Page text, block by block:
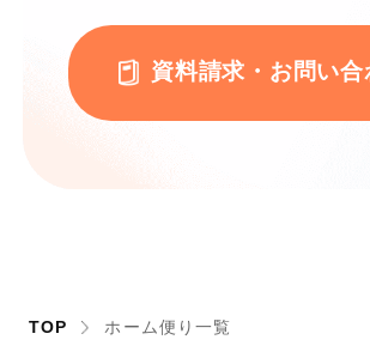
資料請求・お問い合
TOP ホーム便り一覧